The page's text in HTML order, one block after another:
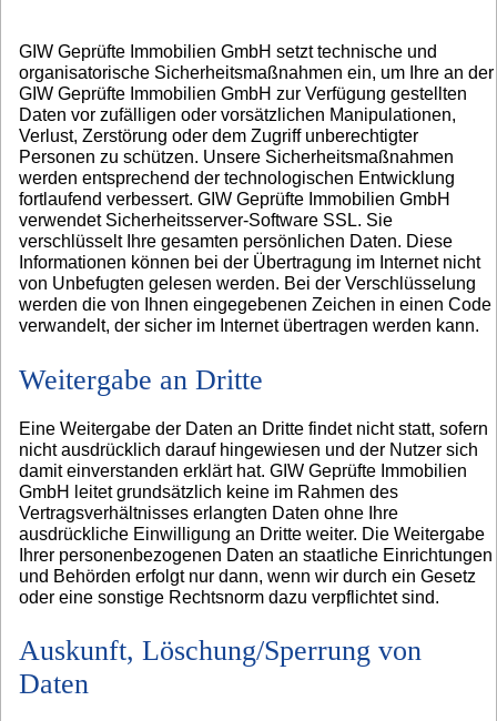
GIW Geprüfte Immobilien GmbH setzt technische und
organisatorische Sicherheitsmaßnahmen ein, um Ihre an der
GIW Geprüfte Immobilien GmbH zur Verfügung gestellten
Daten vor zufälligen oder vorsätzlichen Manipulationen,
Verlust, Zerstörung oder dem Zugriff unberechtigter
Personen zu schützen. Unsere Sicherheitsmaßnahmen
werden entsprechend der technologischen Entwicklung
fortlaufend verbessert. GIW Geprüfte Immobilien GmbH
verwendet Sicherheitsserver-Software SSL. Sie
verschlüsselt Ihre gesamten persönlichen Daten. Diese
Informationen können bei der Übertragung im Internet nicht
von Unbefugten gelesen werden. Bei der Verschlüsselung
werden die von Ihnen eingegebenen Zeichen in einen Code
verwandelt, der sicher im Internet übertragen werden kann.
Weitergabe an Dritte
Eine Weitergabe der Daten an Dritte findet nicht statt, sofern
nicht ausdrücklich darauf hingewiesen und der Nutzer sich
damit einverstanden erklärt hat. GIW Geprüfte Immobilien
GmbH leitet grundsätzlich keine im Rahmen des
Vertragsverhältnisses erlangten Daten ohne Ihre
ausdrückliche Einwilligung an Dritte weiter. Die Weitergabe
Ihrer personenbezogenen Daten an staatliche Einrichtungen
und Behörden erfolgt nur dann, wenn wir durch ein Gesetz
oder eine sonstige Rechtsnorm dazu verpflichtet sind.
Auskunft, Löschung/Sperrung von
Daten